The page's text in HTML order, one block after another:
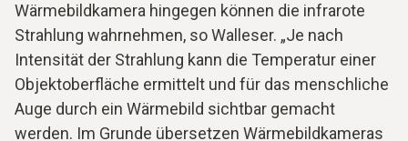
Wärmebildkamera hingegen können die infrarote
Strahlung wahrnehmen, so Walleser. „Je nach
Intensität der Strahlung kann die Temperatur einer
Objektoberfläche ermittelt und für das menschliche
Auge durch ein Wärmebild sichtbar gemacht
werden. Im Grunde übersetzen Wärmebildkameras